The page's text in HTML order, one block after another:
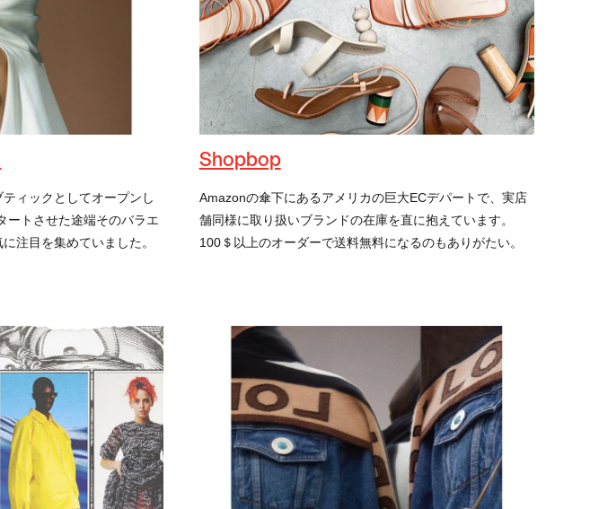
ィックとしてオープンし
ートさせた途端そのバラエ
注目を集めていました。
Shopbop
Amazonの傘下にあるアメリカの巨大ECデパートで、実店
舗同様に取り扱いブランドの在庫を直に抱えています。
100＄以上のオーダーで送料無料になるのもありがたい。